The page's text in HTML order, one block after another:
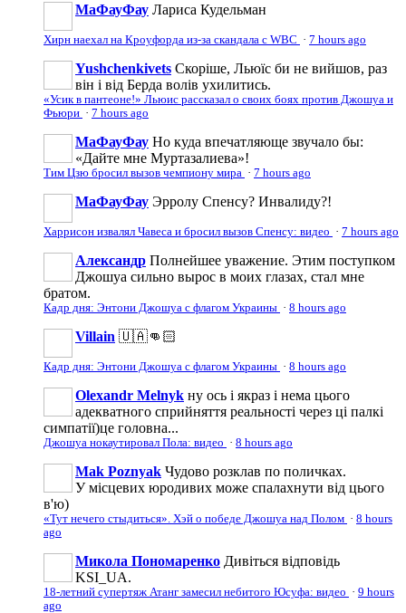
МаФауФау Лариса Кудельман
Хирн наехал на Кроуфорда из-за скандала с WBС · 7 hours ago
Yushchenkivets Скоріше, Льюїс би не вийшов, раз
він і від Берда волів ухилитись.
«Усик в пантеоне!» Льюис рассказал о своих боях против Джошуа и
Фьюри · 7 hours ago
МаФауФау Но куда впечатляюще звучало бы:
«Дайте мне Муртазалиева»!
Тим Цзю бросил вызов чемпиону мира · 7 hours ago
МаФауФау Эрролу Спенсу? Инвалиду?!
Харрисон извалял Чавеса и бросил вызов Спенсу: видео · 7 hours ago
Александр Полнейшее уважение. Этим поступком
Джошуа сильно вырос в моих глазах, стал мне
братом.
Кадр дня: Энтони Джошуа с флагом Украины · 8 hours ago
Villain 🇺🇦👊🏻
Кадр дня: Энтони Джошуа с флагом Украины · 8 hours ago
Olexandr Melnyk ну ось і якраз і нема цього
адекватного сприйняття реальності через ці палкі
симпатії)це головна...
Джошуа нокаутировал Пола: видео · 8 hours ago
Mak Poznyak Чудово розклав по поличках.
У місцевих юродивих може спалахнути від цього
в'ю)
«Тут нечего стыдиться». Хэй о победе Джошуа над Полом · 8 hours
ago
Микола Пономаренко Дивіться відповідь
KSI_UA.
18-летний супертяж Атанг замесил небитого Юсуфа: видео · 9 hours
ago